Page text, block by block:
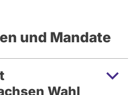
und Mandate
Wahl